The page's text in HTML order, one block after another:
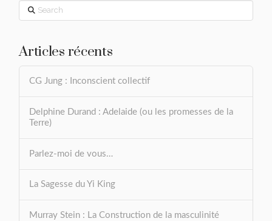
Search
Articles récents
CG Jung : Inconscient collectif
Delphine Durand : Adelaide (ou les promesses de la
Terre)
Parlez-moi de vous…
La Sagesse du Yi King
Murray Stein : La Construction de la masculinité